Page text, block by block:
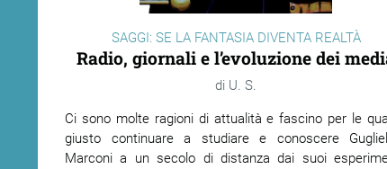
SAGGI: SE LA FANTASIA DIVENTA REALTÀ
Radio, giornali e l’evoluzione dei
U. S.
Ci sono molte ragioni di attualità e fascino per le
giusto continuare a studiare e conoscere
Marconi a un secolo di distanza dai suoi